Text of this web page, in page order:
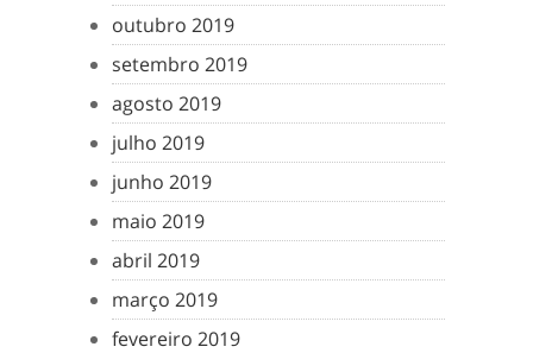
outubro 2019
setembro 2019
agosto 2019
julho 2019
junho 2019
maio 2019
abril 2019
março 2019
fevereiro 2019